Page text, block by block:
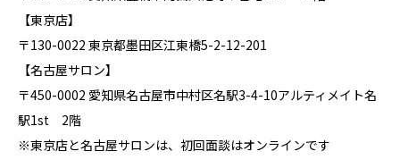
【東京店】
〒130-0022 東京都墨田区江東橋5-2-12-201
【名古屋サロン】
〒450-0002 愛知県名古屋市中村区名駅3-4-10アルティメイト名
駅1st 2階
※東京店と名古屋サロンは、初回面談はオンラインです